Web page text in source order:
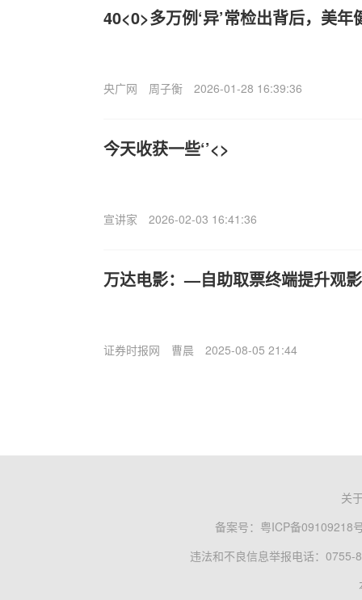
40<0>多万例‘异’常检出背后，美
央广网 周子衡 2026-01-28 16:39:36
今天收获一些‘’<>
宣讲家 2026-02-03 16:41:36
万达电影：—自助取票终端提升观
证券时报网 曹晨 2025-08-05 21:44
关
备案号： 粤ICP备09109218
违法和不良信息举报电话：0755-